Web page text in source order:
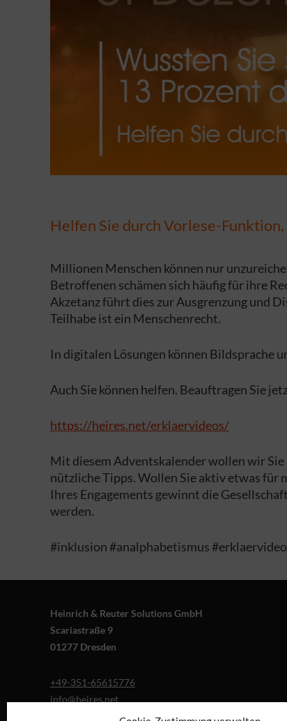
Helfen Sie durch Vorlese-
Millionen Menschen können nur
Betroffenen schämen sich häufig für ihre
Akzetanz führt dies zur Ausgrenzung und
Teilhabe ist ein Menschenrecht.
In digitalen Lösungen können Bildsprache
Auch Sie können helfen. Beauftragen Sie
https://heires.net/erklaervideos/
Mit diesem Adventskalender wollen wir
nützliche Tipps. Wollen Sie aktiv etwas für
Ihres Engagements gewinnt die
werden.
#inklusion #analphabetismus
Heinrich & Reuter Solutions GmbH
Scariastraße 9
01277 Dresden
+49-351-65615776
info@heires.net